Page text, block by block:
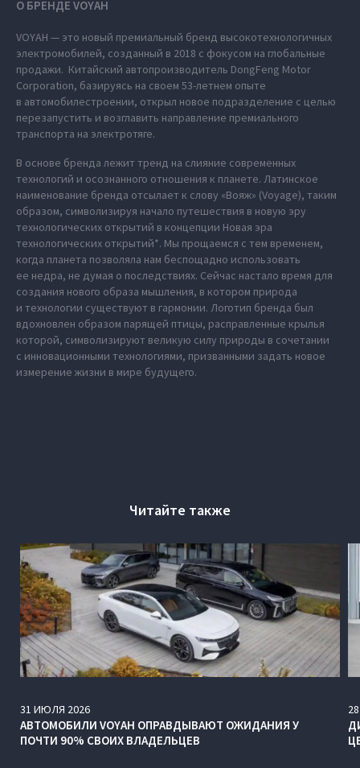
О БРЕНДЕ VOYAH
VOYAH — это новый премиальный бренд высокотехнологичных
электромобилей, созданный в 2018 с фокусом на глобальные
продажи. Китайский автопроизводитель DongFeng Motor
Corporation, базируясь на своем 53-летнем опыте
в автомобилестроении, открыл новое подразделение с целью
перезапустить и возглавить направление премиального
транспорта на электротяге.
В основе бренда лежит тренд на слияние современных
технологий и осознанного отношения к планете. Латинское
наименование бренда отсылает к слову «Вояж» (Voyage), таким
образом, символизируя начало путешествия в новую эру
технологических открытий в концепции Новая эра
технологических открытий*. Мы прощаемся с тем временем,
когда планета позволяла нам беспощадно использовать
ее недра, не думая о последствиях. Сейчас настало время для
создания нового образа мышления, в котором природа
и технологии существуют в гармонии. Логотип бренда был
вдохновлен образом парящей птицы, расправленные крылья
которой, символизируют великую силу природы в сочетании
с инновационными технологиями, призванными задать новое
измерение жизни в мире будущего.
Читайте также
31 ИЮЛЯ 2026
АВТОМОБИЛИ VOYAH ОПРАВДЫВАЮТ ОЖИДАНИЯ У
ПОЧТИ 90% СВОИХ ВЛАДЕЛЬЦЕВ
28